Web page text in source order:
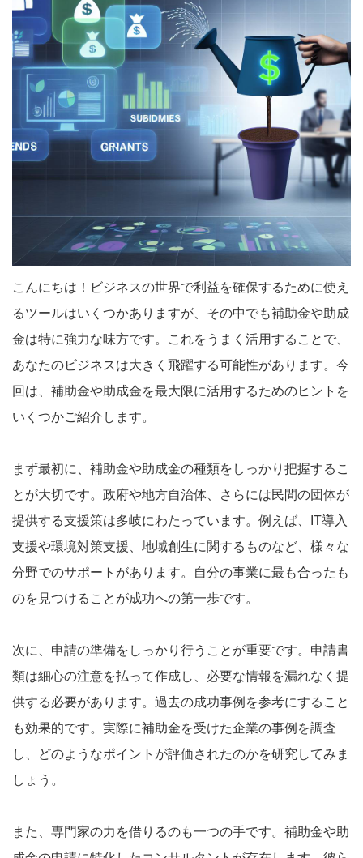
こんにちは！ビジネスの世界で利益を確保するために使え
るツールはいくつかありますが、その中でも補助金や助成
金は特に強力な味方です。これをうまく活用することで、
あなたのビジネスは大きく飛躍する可能性があります。今
回は、補助金や助成金を最大限に活用するためのヒントを
いくつかご紹介します。
まず最初に、補助金や助成金の種類をしっかり把握するこ
とが大切です。政府や地方自治体、さらには民間の団体が
提供する支援策は多岐にわたっています。例えば、IT導入
支援や環境対策支援、地域創生に関するものなど、様々な
分野でのサポートがあります。自分の事業に最も合ったも
のを見つけることが成功への第一歩です。
次に、申請の準備をしっかり行うことが重要です。申請書
類は細心の注意を払って作成し、必要な情報を漏れなく提
供する必要があります。過去の成功事例を参考にすること
も効果的です。実際に補助金を受けた企業の事例を調査
し、どのようなポイントが評価されたのかを研究してみま
しょう。
また、専門家の力を借りるのも一つの手です。補助金や助